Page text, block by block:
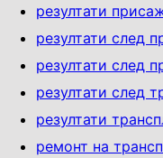
резултати
резултати след
резултати след
резултати след
резултати
ремонт на